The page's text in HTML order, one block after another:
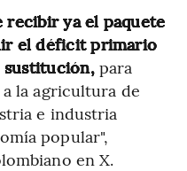
recibir ya el paquete
el déficit primario
sustitución,para
la agricultura de
e industria
popular",
en X.